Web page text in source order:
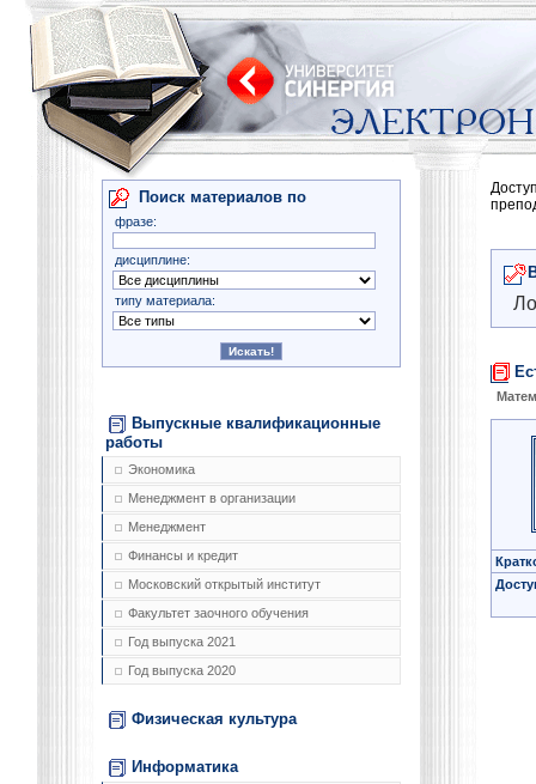
Поиск материалов по
фразе:
дисциплине:
типу материала:
Выпускные квалификационные
работы
Экономика
Менеджмент в организации
Менеджмент
Финансы и кредит
Московский открытый институт
Факультет заочного обучения
Год выпуска 2021
Год выпуска 2020
Физическая культура
Информатика